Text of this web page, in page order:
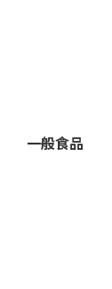
一般食品